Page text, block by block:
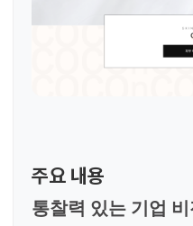
주요 내용
통찰력 있는 기업